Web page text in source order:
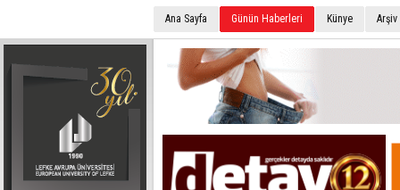
Ana Sayfa Günün Haberleri Künye Arşiv